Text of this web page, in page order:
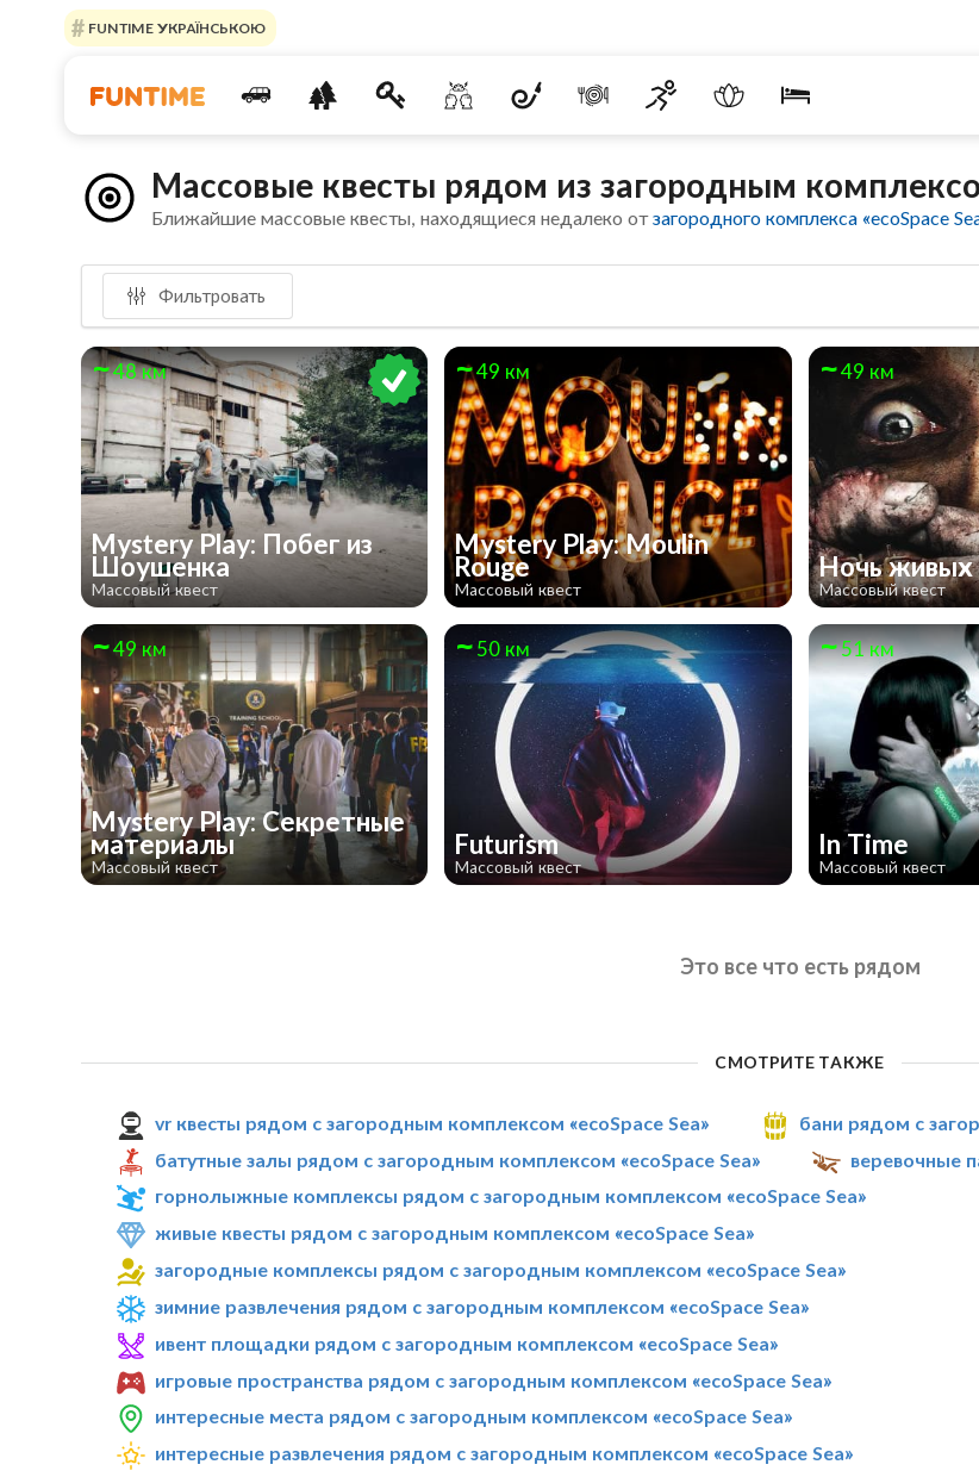
FUNTIME УКРАЇНСЬКОЮ
Массовые квесты рядом из загородным
Ближайшие массовые квесты, находящиеся недалеко отзагородного комплекса «ecoSpace
Фильтровать
48 км
Mystery Play: Побег из
Шоушенка
Массовый квест
49 км
Mystery Play: Moulin
Rouge
Массовый квест
49 км
Ночь
Массовый квест
49 км
Mystery Play: Секретные
материалы
Массовый квест
50 км
Futurism
Массовый квест
51 км
In Time
Массовый квест
Это все что есть рядом
СМОТРИТЕ ТАКЖЕ
vr квесты рядом с загородным комплексом «ecoSpace Sea»
бани рядом с
батутные залы рядом с загородным комплексом «ecoSpace Sea»
веревочные
горнолыжные комплексы рядом с загородным комплексом «ecoSpace Sea»
живые квесты рядом с загородным комплексом «ecoSpace Sea»
загородные комплексы рядом с загородным комплексом «ecoSpace Sea»
зимние развлечения рядом с загородным комплексом «ecoSpace Sea»
ивент площадки рядом с загородным комплексом «ecoSpace Sea»
игровые пространства рядом с загородным комплексом «ecoSpace Sea»
интересные места рядом с загородным комплексом «ecoSpace Sea»
интересные развлечения рядом с загородным комплексом «ecoSpace Sea»